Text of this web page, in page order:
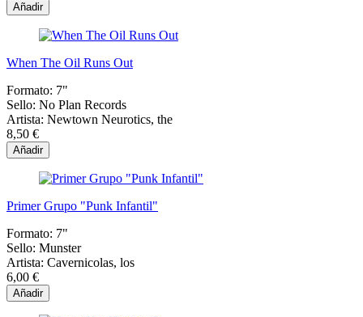
Añadir
When The Oil Runs Out
Formato: 7"
Sello: No Plan Records
Artista: Newtown Neurotics, the
8,50 €
Añadir
Primer Grupo "Punk Infantil"
Formato: 7"
Sello: Munster
Artista: Cavernicolas, los
6,00 €
Añadir